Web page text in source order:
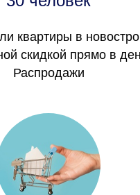
квартиры в
скидкой прямо в
Распродажи